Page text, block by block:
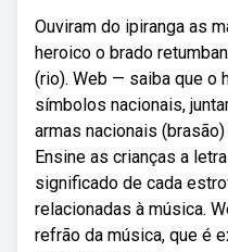
Ouviram do ipiranga as
heroico o brado
(rio). Web — saiba que o
símbolos nacionais,
armas nacionais
Ensine as crianças a
significado de cada
relacionadas à música.
refrão da música, que é